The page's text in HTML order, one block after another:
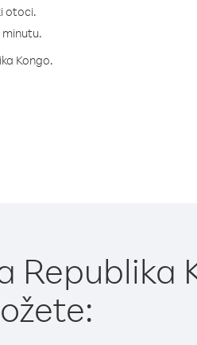
otoci.
minutu.
Kongo.
Republika